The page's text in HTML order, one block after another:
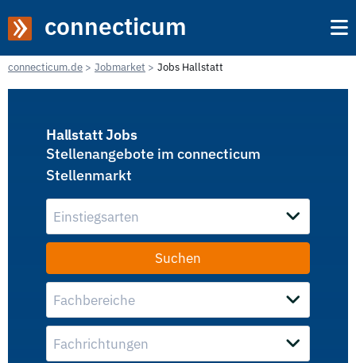
connecticum
connecticum.de Jobmarket Jobs Hallstatt
Hallstatt Jobs
Stellenangebote im connecticum
Stellenmarkt
Einstiegsarten
Fachbereiche
Fachrichtungen